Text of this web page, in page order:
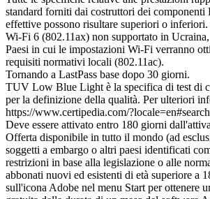
standard forniti dai costruttori dei componenti
effettive possono risultare superiori o inferiori.
Wi-Fi 6 (802.11ax) non supportato in
Paesi in cui le impostazioni Wi-Fi verranno
requisiti normativi locali (802.11ac).
Tornando a LastPass base dopo 30 giorni.
TUV Low Blue Light è la specifica di test di
per la definizione della qualità. Per ulteriori
https://www.certipedia.com/
Deve essere attivato entro 180 giorni
Offerta disponibile in tutto il mondo (ad
soggetti a embargo o altri paesi identificati
restrizioni in base alla legislazione o alle
abbonati nuovi ed esistenti di età superiore a
sull'icona Adobe nel menu Start per ottenere